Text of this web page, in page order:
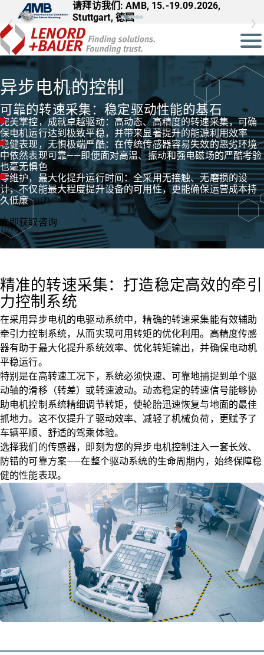
请拜访我们: AMB, 15.-19.09.2026,
Stuttgart, 德国
请拜访我们: InnoTrans, 22.-25.09.2026,
Berlin, 德国
异步电机的控制
可靠的转速采集：稳定驱动性能的基石
完美掌控，成就卓越驱动：高动态、高精度的转速采集，可确
保电机运行达到极致平稳，并带来显著提升的能源利用效率
稳健表现，无惧极端严酷：在传统传感器容易失效的恶劣环境
中依然表现可靠——即便面对高温、振动和强电磁场的严酷考验
也毫无惧色
零维护，最大化提升运行时间：全采用无接触、无磨损的设
计，不仅能最大程度提升设备的可用性，更能确保运营成本持
久低廉
立即获取咨询
精准的转速采集：打造稳定高效的牵引
力控制系统
在采用异步电机的电驱动系统中，精确的转速采集能有效辅助
牵引力控制系统，从而实现可用转矩的优化利用。高精度传感
器有助于最大化提升系统效率、优化转矩输出，并确保电动机
平稳运行。
特别是在高转速工况下，系统必须快速、可靠地捕捉到单个驱
动轴的滑移（转差）或转速波动。动态稳定的转速信号能够协
助电机控制系统精细调节转矩，使轮胎迅速恢复与地面的最佳
抓地力。这不仅提升了驱动效率、减轻了机械负荷，更赋予了
车辆平顺、舒适的驾乘体验。
选择我们的传感器，即刻为您的异步电机控制注入一套长效、
防错的可靠方案——在整个驱动系统的生命周期内，始终保障稳
健的性能表现。